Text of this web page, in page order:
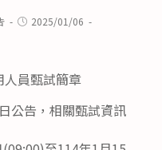
Post2025/01/06
人員甄試簡章
公告，相關甄試資訊